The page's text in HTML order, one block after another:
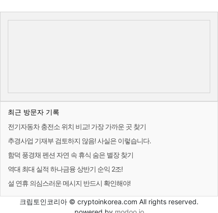
최근 방문자 기록
전기자동차 충전소 위치 비교! 가장 가까운 곳 찾기
추경사업 기재부 검토하지 않음! 사실은 이렇습니다.
함덕 풍경채 펜션 자연 속 휴식 숨은 별장 찾기
역대 최대 실적 하나금융 상반기 순익 2조!
설 연휴 의심스러운 메시지 반드시 확인해야!
크립토인코리아 © cryptoinkorea.com All rights reserved.